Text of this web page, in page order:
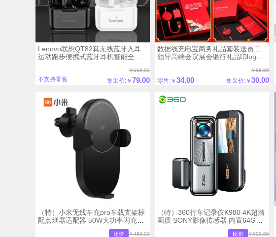
Lenovo联想QT82真无线蓝牙入耳
运动跑步便携式蓝牙耳机智能全面
￥119.00
不支持零售 集采价:￥ 79.00
数据线充电宝商务礼品套装送员工
领导高端会议展会银行礼品印logo
￥88.00
零售:￥ 34.00 集采价:￥ 30.00
（特）小米无线车充pro车载支架标
配点烟器适配器 50W大功率闪充快
速充电电动变形夹臂双重散热更安
￥489.00
（特）360行车记录仪K980 4K超清
画质 SONY影像传感器 内置64G存
储 2.2英寸屏幕 触控按键 5GHzWiFi
￥899.00